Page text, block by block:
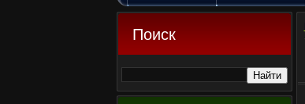
ЧЕТВЕРГ, 6.8.2026
ДОБАВИТЬ
КЛАНЫ
Поиск